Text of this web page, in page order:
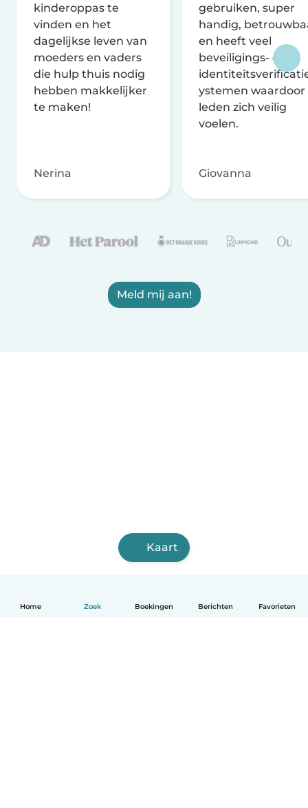
Home Zoek Boekingen Berichten Favorieten
kinderoppas te
vinden en het
dagelijkse leven van
moeders en vaders
die hulp thuis nodig
hebben makkelijker
te maken!
Nerina
gebruiken, super
handig,
en heeft veel
beveiligings- en
ystemen waardoor
leden zich veilig
voelen.
Giovanna
Meld mij aan!
Kaart